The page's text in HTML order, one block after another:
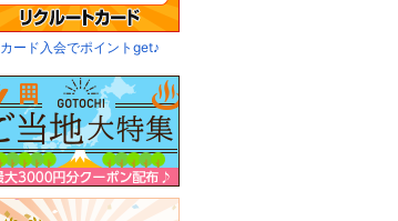
カード入会でポイントget♪